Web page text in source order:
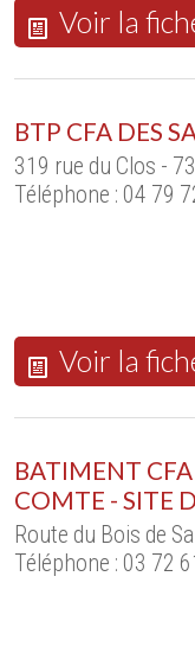
Voir la
BTP CFA DES
319 rue du Clos -
Téléphone : 04 79
Voir la
BATIMENT
COMTE - SITE
Route du Bois de
Téléphone : 03 72